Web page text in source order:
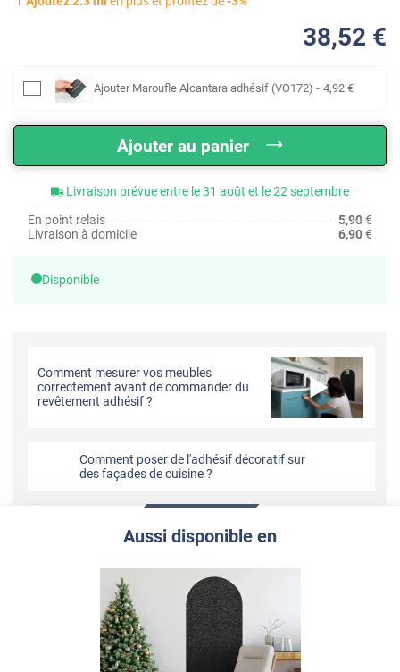
38,52 €
Ajouter Maroufle Alcantara adhésif (VO172) - 4,92 €
Ajouter au panier
Livraison prévue entre le 31 août et le 22 septembre
En point relais
5,90€
Livraison à domicile
6,90€
Disponible
Comment mesurer vos meubles
correctement avant de commander du
revêtement adhésif ?
Comment poser de l'adhésif décoratif sur
des façades de cuisine ?
Aussi disponible en